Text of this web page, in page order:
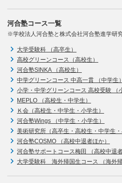
河合塾コース一覧
※学校法人河合塾と株式会社河合塾進学研
大学受験科 （高卒生）
高校グリーンコース（高校生）
河合塾SINKA （高校生）
中学グリーンコース 中高一貫 （中学生）
小学・中学グリーンコース 高校受験 （
MEPLO （高校生・中学生）
Ｋ会（高校生・中学生・小学生）
河合塾Wings （中学生・小学生）
美術研究所（高卒生・高校生・中学生・
河合塾COSMO （高校中退者ほか）
河合塾サポートコース梅田 （高校中退者
大学受験科 海外帰国生コース （海外帰